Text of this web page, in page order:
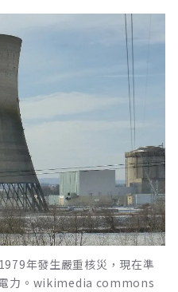
年發生嚴重核災，現在準
力。wikimedia commons